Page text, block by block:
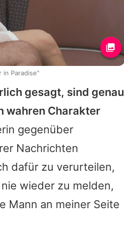
gesagt, sind genau
wahren Charakter
gegenüber
Nachrichten
dafür zu verurteilen,
wieder zu melden,
Mann an meiner Seite
in Paradise"